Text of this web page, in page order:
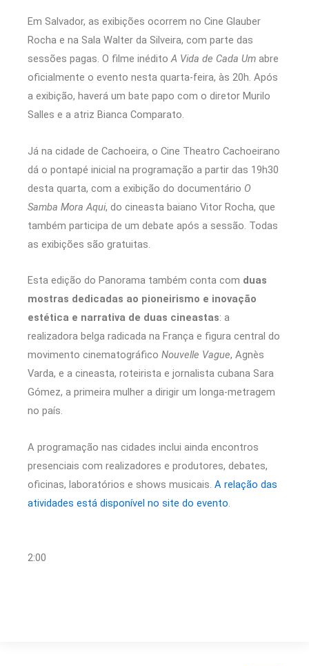
Em Salvador, as exibições ocorrem no Cine Glauber
Rocha e na Sala Walter da Silveira, com parte das
sessões pagas. O filme inéditoA Vida de Cada Um abre
oficialmente o evento nesta quarta-feira, às 20h. Após
a exibição, haverá um bate papo com o diretor Murilo
Salles e a atriz Bianca Comparato.
Já na cidade de Cachoeira, o Cine Theatro Cachoeirano
dá o pontapé inicial na programação a partir das 19h30
desta quarta, com a exibição do documentário O
Samba Mora Aqui, do cineasta baiano Vitor Rocha, que
também participa de um debate após a sessão. Todas
as exibições são gratuitas.
Esta edição do Panorama também conta com duas
mostras dedicadas ao pioneirismo e inovação
estética e narrativa de duas cineastas: a
realizadora belga radicada na França e figura central do
movimento cinematográfico Nouvelle Vague, Agnès
Varda, e a cineasta, roteirista e jornalista cubana Sara
Gómez, a primeira mulher a dirigir um longa-metragem
no país.
A programação nas cidades inclui ainda encontros
presenciais com realizadores e produtores, debates,
oficinas, laboratórios e shows musicais. A relação das
atividades está disponível no site do evento.
2:00